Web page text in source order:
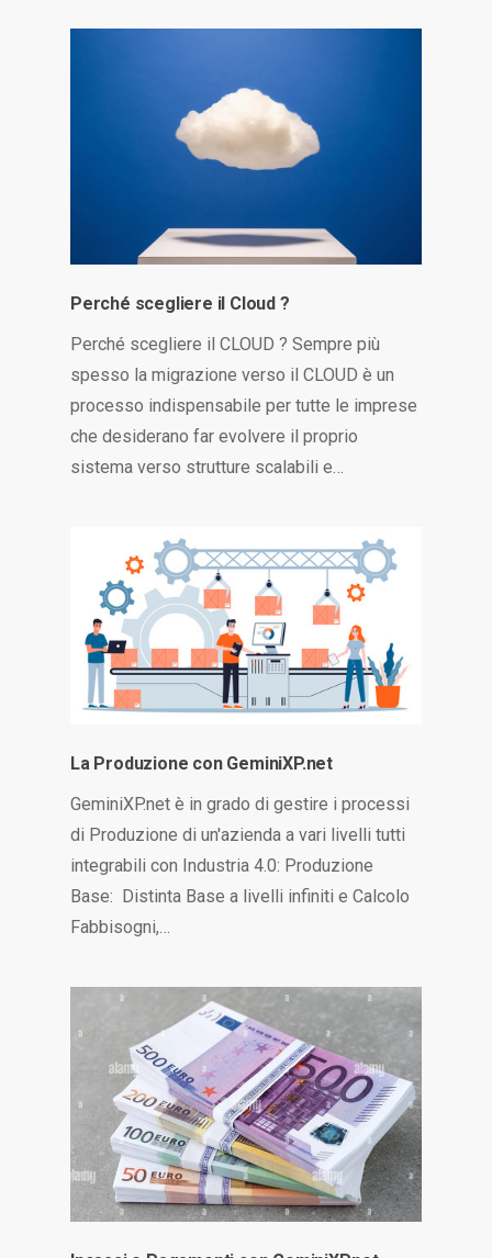
Perché scegliere il Cloud ?
Perché scegliere il CLOUD ? Sempre più
spesso la migrazione verso il CLOUD è un
processo indispensabile per tutte le imprese
che desiderano far evolvere il proprio
sistema verso strutture scalabili e…
La Produzione con GeminiXP.net
GeminiXP.net è in grado di gestire i processi
di Produzione di un'azienda a vari livelli tutti
integrabili con Industria 4.0: Produzione
Base: Distinta Base a livelli infiniti e Calcolo
Fabbisogni,…